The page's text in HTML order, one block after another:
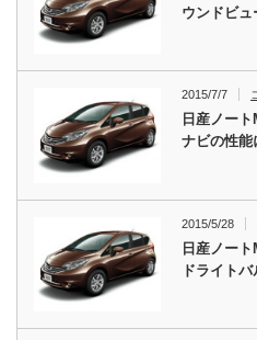
ウンドビ
2015/7/7
日産ノー
ナビの性
2015/5/28
日産ノー
ドライト